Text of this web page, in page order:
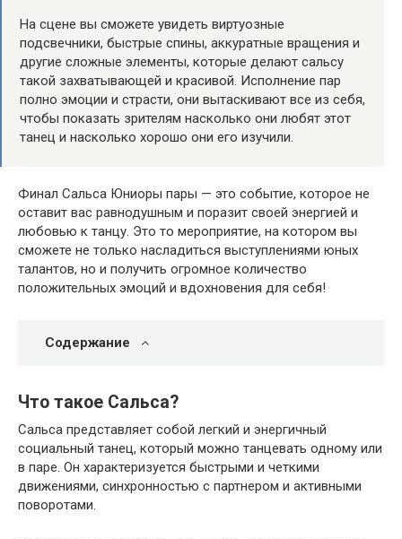
На сцене вы сможете увидеть виртуозные
подсвечники, быстрые спины, аккуратные вращения и
другие сложные элементы, которые делают сальсу
такой захватывающей и красивой. Исполнение пар
полно эмоции и страсти, они вытаскивают все из себя,
чтобы показать зрителям насколько они любят этот
танец и насколько хорошо они его изучили.
Финал Сальса Юниоры пары — это событие, которое не
оставит вас равнодушным и поразит своей энергией и
любовью к танцу. Это то мероприятие, на котором вы
сможете не только насладиться выступлениями юных
талантов, но и получить огромное количество
положительных эмоций и вдохновения для себя!
Содержание
Что такое Сальса?
Сальса представляет собой легкий и энергичный
социальный танец, который можно танцевать одному или
в паре. Он характеризуется быстрыми и четкими
движениями, синхронностью с партнером и активными
поворотами.